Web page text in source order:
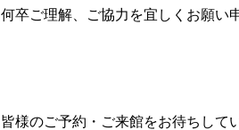
何卒ご理解、ご協力を宜しくお願い
皆様のご予約・ご来館をお待ちして